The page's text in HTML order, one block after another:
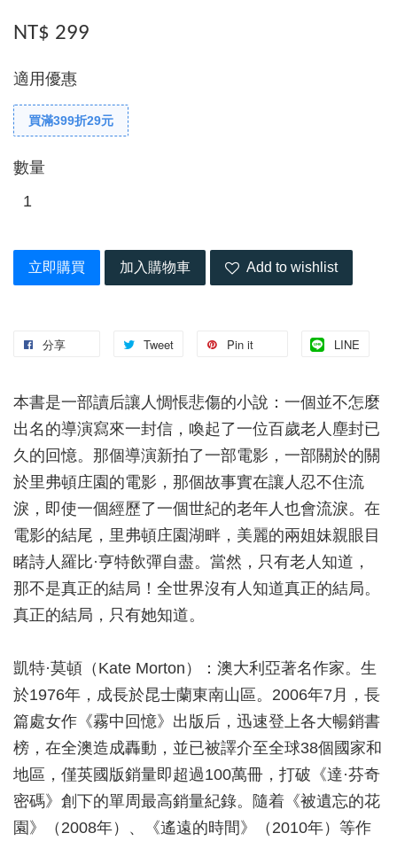
NT$ 299
適用優惠
買滿399折29元
數量
立即購買 加入購物車 Add to wishlist
分享 Tweet Pin it LINE
本書是一部讀后讓人惆悵悲傷的小說：一個並不怎麼
出名的導演寫來一封信，喚起了一位百歲老人塵封已
久的回憶。那個導演新拍了一部電影，一部關於的關
於里弗頓庄園的電影，那個故事實在讓人忍不住流
淚，即使一個經歷了一個世紀的老年人也會流淚。在
電影的結尾，里弗頓庄園湖畔，美麗的兩姐妹親眼目
睹詩人羅比·亨特飲彈自盡。當然，只有老人知道，
那不是真正的結局！全世界沒有人知道真正的結局。
真正的結局，只有她知道。
凱特·莫頓（Kate Morton）：澳大利亞著名作家。生
於1976年，成長於昆士蘭東南山區。2006年7月，長
篇處女作《霧中回憶》出版后，迅速登上各大暢銷書
榜，在全澳造成轟動，並已被譯介至全球38個國家和
地區，僅英國版銷量即超過100萬冊，打破《達·芬奇
密碼》創下的單周最高銷量紀錄。隨着《被遺忘的花
園》（2008年）、《遙遠的時間》（2010年）等作